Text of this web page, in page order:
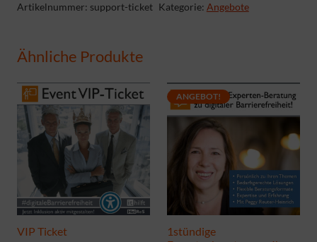
Artikelnummer: support-ticket Kategorie: Angebote
Ähnliche Produkte
VIP Ticket
ANGEBOT!
1stündige